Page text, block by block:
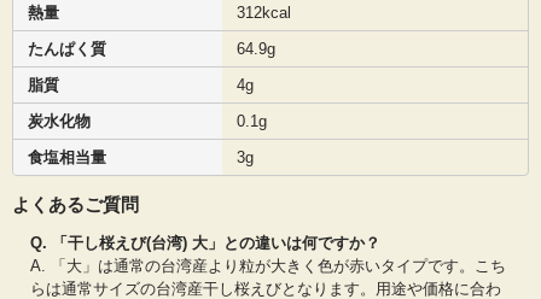
熱量
312kcal
たんぱく質
64.9g
脂質
4g
炭水化物
0.1g
食塩相当量
3g
よくあるご質問
Q. 「干し桜えび(台湾) 大」との違いは何ですか？
A. 「大」は通常の台湾産より粒が大きく色が赤いタイプです。こち
らは通常サイズの台湾産干し桜えびとなります。用途や価格に合わ